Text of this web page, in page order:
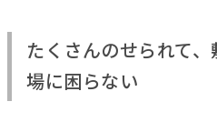
たくさんのせられて
場に困らない